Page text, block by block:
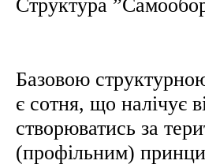
Базовою
є сотня, що налічує
створюватись за
(профільним)